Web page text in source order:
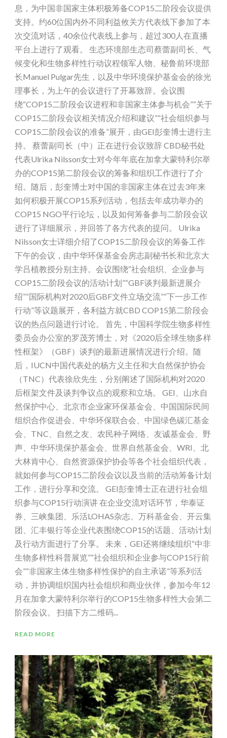
息，为中国非国家主体积极筹备COP15二阶段会议提供
支持。约60位国内外不同利益攸关方代表线下参加了本
次交流对话，40余位代表线上参与，超过300人在直播
平台上进行了观看。 生态环境部生态司蔡蕾副司长、气
候变化和生物多样性行动议程领军人物、秘鲁前环境部
长Manuel Pulgar先生，以及中华环境保护基金会的徐光
理事长，为上午的会议进行了开幕致辞。会议围
绕“COP15二阶段会议进程和非国家主体参与机会”“关于
COP15二阶段会议相关情况介绍和建议”“社会组织参与
COP15二阶段会议的准备”展开，由GEI彭奎博士进行主
持。 蔡蕾副司长（中）正在进行会议致辞 CBD秘书处
代表Ulrika Nilsson女士对今年年底在加拿大蒙特利尔举
办的COP15第二阶段会议的筹备和组织工作进行了介
绍。随后，彭奎博士对中国的非国家主体在过去3年来
如何积极开展COP15系列活动，包括去年成功举办的
COP15 NGO平行论坛，以及如何筹备参与二阶段会议
进行了详细展示，并回答了各方代表的提问。 Ulrika
Nilsson女士详细介绍了COP15二阶段会议的筹备工作
下午的会议，由中华环保基金会房志副秘书长和北京大
学吕植教授分别主持。会议围绕“社会组织、企业参与
COP15二阶段会议的活动计划”“GBF谈判最新进展介
绍”“国际机构对2020后GBF文件立场交流”“下一步工作
行动”等议题展开，各利益方就CBD COP15第二阶段会
议的热点问题进行讨论。 首先，中国科学院生物多样性
委员会办公室的罗茂芳博士，对《2020后全球生物多样
性框架》（GBF）谈判的最新进展情况进行介绍。随
后，IUCN中国代表处的杨方义主任和大自然保护协会
（TNC）代表徐欣先生，分别阐述了国际机构对2020
后框架文件及谈判争议点的观察和立场。 GEI、山水自
然保护中心、北京市企业家环保基金会、中国国际民间
组织合作促进会、中华环保联合会、中国绿色碳汇基金
会、TNC、自然之友、农民种子网络、友诚基金会、野
声、中华环境保护基金会、世界自然基金会、WRI、北
大林肯中心、自然资源保护协会等各个社会组织代表，
就如何参与COP15二阶段会议以及当前的活动筹备计划
工作，进行分享和交流。 GEI彭奎博士正在进行社会组
织参与COP15行动演讲 在企业交流对话环节，华泰证
券、三峡集团、乐活LOHAS杂志、万科基金会、开云集
团、汇丰银行等企业代表围绕COP15的话题、活动计划
及行动方面进行了分享。 未来，GEI还将继续组织“中非
生物多样性科普展览”“社会组织和企业参与COP15行前
会”“非国家主体生物多样性保护的自主承诺”等系列活
动，并协调组织国内社会组织和商业伙伴，参加今年12
月在加拿大蒙特利尔举行的COP15生物多样性大会第二
阶段会议。 扫描下方二维码...
READ MORE